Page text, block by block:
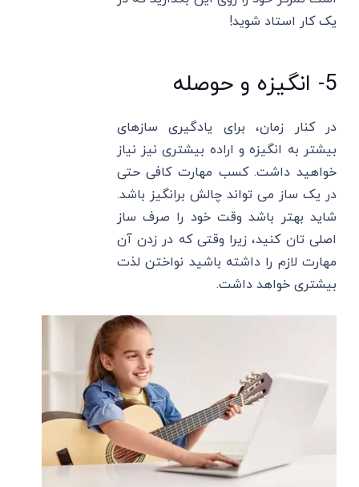
یک کار استاد شوید!
5- انگیزه و حوصله
در کنار زمان، برای یادگیری سازهای
بیشتر به انگیزه و اراده بیشتری نیز نیاز
خواهید داشت. کسب مهارت کافی حتی
در یک ساز می تواند چالش برانگیز باشد.
شاید بهتر باشد وقت خود را صرف ساز
اصلی تان کنید، زیرا وقتی که در زدن آن
مهارت لازم را داشته باشید نواختن لذت
بیشتری خواهد داشت.